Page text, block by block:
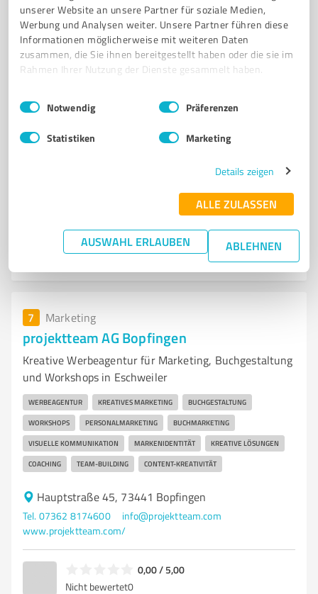
unserer Website an unsere Partner für soziale Medien,
Werbung und Analysen weiter. Unsere Partner führen diese
Informationen möglicherweise mit weiteren Daten
zusammen, die Sie ihnen bereitgestellt haben oder die sie im
Rahmen Ihrer Nutzung der Dienste gesammelt haben.
Impressum Datenschutzbestimmungen
Einwilligungsauswahl
Notwendig Präferenzen
Statistiken Marketing
Details zeigen
ALLE ZULASSEN
AUSWAHL ERLAUBEN ABLEHNEN
Kreative Werbeagentur für individuelle
Marketinglösungen in Aalen
WERBEAGENTUR MARKETINGLÖSUNGEN CORPORATE IDENTITY
INDIVIDUELLE KONZEPTE VEREINSWERBUNG KREATIVE LÖSUNGEN
www.graser-werbekonzeptionen.de/
4,00 / 5,00
4Bewertungen (1 Quelle)
7 Marketing
projektteam AG Bopfingen
Kreative Werbeagentur für Marketing, Buchgestaltung
und Workshops in Eschweiler
WERBEAGENTUR KREATIVES MARKETING BUCHGESTALTUNG
WORKSHOPS PERSONALMARKETING BUCHMARKETING
VISUELLE KOMMUNIKATION MARKENIDENTITÄT KREATIVE LÖSUNGEN
COACHING TEAM-BUILDING CONTENT-KREATIVITÄT
Hauptstraße 45, 73441 Bopfingen
Tel. 07362 8174600
info@projektteam.com
www.projektteam.com/
0,00 / 5,00
Nicht bewertet0